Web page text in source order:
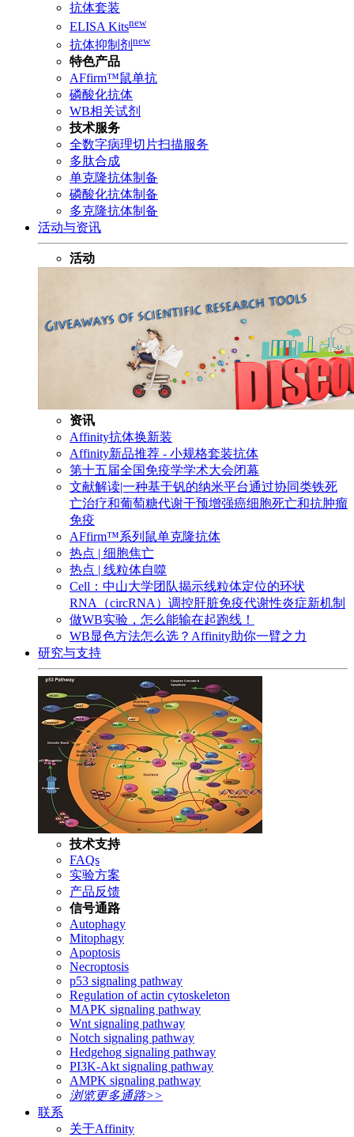
抗体套装
ELISA Kitsnew
抗体抑制剂 new
特色产品
AFfirm™鼠单抗
磷酸化抗体
WB相关试剂
技术服务
全数字病理切片扫描服务
多肽合成
单克隆抗体制备
磷酸化抗体制备
多克隆抗体制备
活动与资讯
活动
资讯
Affinity抗体换新装
Affinity新品推荐 - 小规格套装抗体
第十五届全国免疫学学术大会闭幕
文献解读|一种基于钒的纳米平台通过协同类铁死
亡治疗和葡萄糖代谢干预增强癌细胞死亡和抗肿瘤
免疫
AFfirm™系列鼠单克隆抗体
热点 | 细胞焦亡
热点 | 线粒体自噬
Cell：中山大学团队揭示线粒体定位的环状
RNA（circRNA）调控肝脏免疫代谢性炎症新机制
做WB实验，怎么能输在起跑线！
WB显色方法怎么选？Affinity助你一臂之力
研究与支持
技术支持
FAQs
实验方案
产品反馈
信号通路
Autophagy
Mitophagy
Apoptosis
Necroptosis
p53 signaling pathway
Regulation of actin cytoskeleton
MAPK signaling pathway
Wnt signaling pathway
Notch signaling pathway
Hedgehog signaling pathway
PI3K-Akt signaling pathway
AMPK signaling pathway
浏览更多通路>>
联系
关于Affinity